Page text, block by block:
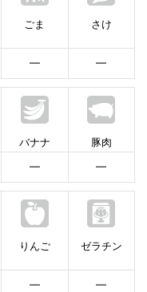
ごま
━
さけ
━
バナナ
━
豚肉
━
りんご
━
ゼラチン
━